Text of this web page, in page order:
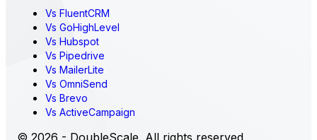
Vs FluentCRM
Vs GoHighLevel
Vs Hubspot
Vs Pipedrive
Vs MailerLite
Vs OmniSend
Vs Brevo
Vs ActiveCampaign